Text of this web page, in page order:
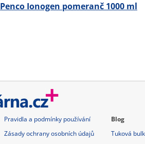
Penco Ionogen pomeranč 1000 ml
Pravidla a podmínky používání
Zásady ochrany osobních údajů
Blog
Tuková